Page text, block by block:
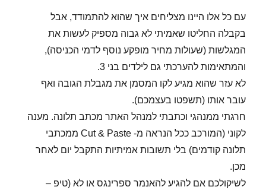
עם כל אלו היינו מצליחים איך שהוא להתמודד, אבל
בקבלה החליטו שאמיתי לא גבוה מספיק לעשות את
המגלשות (שעולות מחיר מופקע נוסף לדמי הכניסה),
והמתאימות להערכתי גם לילדים בני 3.
לא עזר שהוא מגיע לקו המסמן את מגבלת הגובה ואף
עובר אותו (תשפטו בעצמכם).
חרגתי ממנהגי וכתבתי למנהל האתר מכתב תלונה. מענה
לקוני (המורכב ככל הנראה מ- Cut & Paste ממכתבי
תלונה קודמים) בלי תשובות אמיתיות התקבל יום לאחר
מכן.
לשיקולכם אם להגיע להאנמר ספרינגס או לא (טיפ –